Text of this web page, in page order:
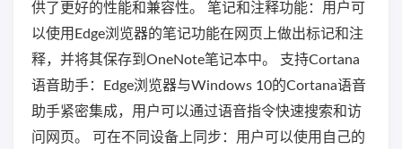
供了更好的性能和兼容性。 笔记和注释功能：用户可
以使用Edge浏览器的笔记功能在网页上做出标记和注
释，并将其保存到OneNote笔记本中。 支持Cortana
语音助手：Edge浏览器与Windows 10的Cortana语音
助手紧密集成，用户可以通过语音指令快速搜索和访
问网页。 可在不同设备上同步：用户可以使用自己的